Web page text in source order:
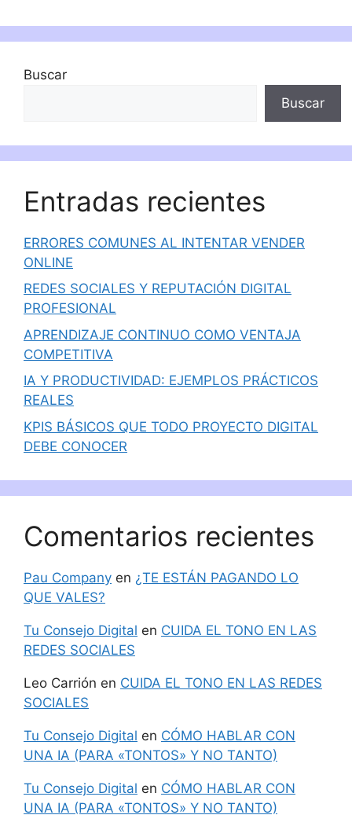
Buscar
Buscar
Entradas recientes
ERRORES COMUNES AL INTENTAR VENDER
ONLINE
REDES SOCIALES Y REPUTACIÓN DIGITAL
PROFESIONAL
APRENDIZAJE CONTINUO COMO VENTAJA
COMPETITIVA
IA Y PRODUCTIVIDAD: EJEMPLOS PRÁCTICOS
REALES
KPIS BÁSICOS QUE TODO PROYECTO DIGITAL
DEBE CONOCER
Comentarios recientes
Pau Company en ¿TE ESTÁN PAGANDO LO
QUE VALES?
Tu Consejo Digital en CUIDA EL TONO EN LAS
REDES SOCIALES
Leo Carrión en CUIDA EL TONO EN LAS REDES
SOCIALES
Tu Consejo Digital en CÓMO HABLAR CON
UNA IA (PARA «TONTOS» Y NO TANTO)
Tu Consejo Digital en CÓMO HABLAR CON
UNA IA (PARA «TONTOS» Y NO TANTO)